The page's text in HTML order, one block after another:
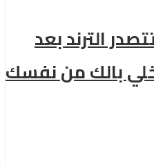
الترند بعد
بالك من نفسك